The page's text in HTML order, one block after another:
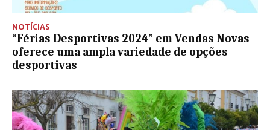
NOTÍCIAS
“Férias Desportivas 2024” em Vendas Novas
oferece uma ampla variedade de opções
desportivas